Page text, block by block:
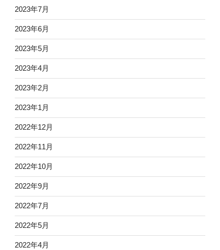
2023年7月
2023年6月
2023年5月
2023年4月
2023年2月
2023年1月
2022年12月
2022年11月
2022年10月
2022年9月
2022年7月
2022年5月
2022年4月